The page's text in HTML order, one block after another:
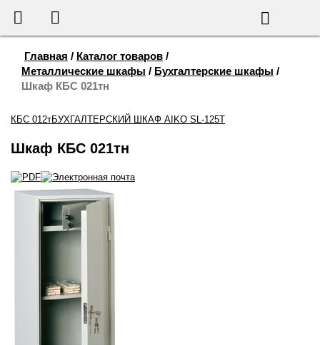
655-888Корзина Поиск
Главная / Каталог товаров /
Металлические шкафы / Бухгалтерские шкафы /
Шкаф КБС 021тн
КБС 012тБУХГАЛТЕРСКИЙ ШКАФ AIKO SL-125Т
Шкаф КБС 021тн